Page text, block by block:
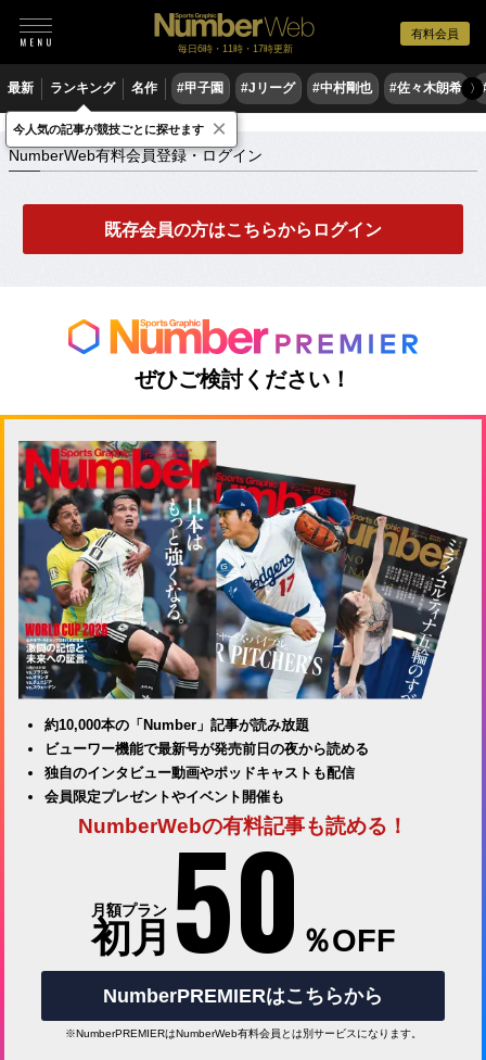
有料会員
毎日6時・11時・17時更新
最新 ランキング 名作 #甲子園 #Jリーグ #中村剛也 #佐々木朗希 〉
NumberWeb有料会員登録・ログイン
NumberWeb有料会員登録・ログイン
既存会員の方はこちらからログイン
ぜひご検討ください！
約10,000本の「Number」記事が読み放題
ビューワー機能で最新号が発売前日の夜から読める
独自のインタビュー動画やポッドキャストも配信
会員限定プレゼントやイベント開催も
NumberWebの有料記事も読める！
月額プラン
初月 50 ％OFF
NumberPREMIERはこちらから
※NumberPREMIERはNumberWeb有料会員とは別サービスになります。
今人気の記事が競技ごとに探せます ×